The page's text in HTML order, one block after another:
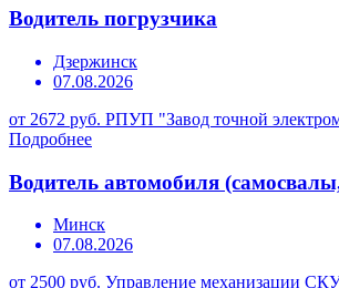
Водитель погрузчика
Дзержинск
07.08.2026
от 2672 руб. РПУП "Завод точной
Подробнее
Водитель автомобиля
Минск
07.08.2026
от 2500 руб. Управление механизации